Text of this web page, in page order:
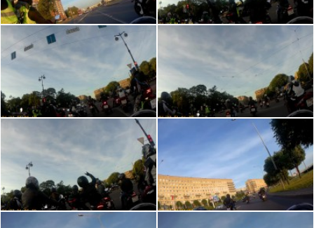
Простые, но обязательные правила:
- Никакого негатива.
- Не беспределим.
- Необходимо уверенно водить мотоцикл.
- Приезжать с полным баком.
- Готовность ехать 110 по кольцу.
- Готовность ехать в междурядье.
- Если не понравилось в первый раз, на второй
приезжать не надо.
Маршрут и цель обсуждаются, Твоя активная
позиция приветствуется.
Будем рады фотографам за фото на память!